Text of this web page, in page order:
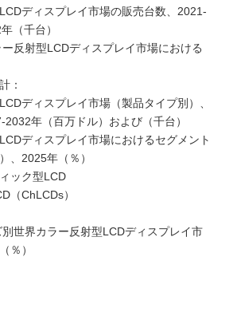
ディスプレイ市場の販売台数、2021-
（千台）
反射型LCDディスプレイ市場における
：
ディスプレイ市場（製品タイプ別）、
年（百万ドル）および（千台）
ディスプレイ市場におけるセグメント
、2025年（％）
ック型LCD
（ChLCDs）
世界カラー反射型LCDディスプレイ市
％）